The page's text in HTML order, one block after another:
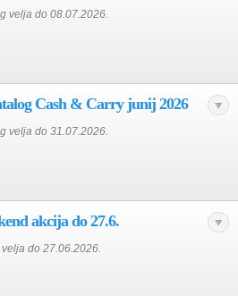
velja do 08.07.2026.
Cash & Carry junij 2026
velja do 31.07.2026.
akcija do 27.6.
do 27.06.2026.